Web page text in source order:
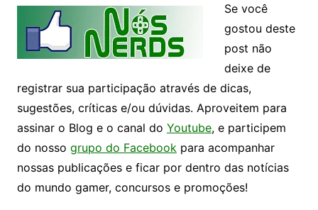
Se você
gostou deste
post não
deixe de
registrar sua participação através de dicas,
sugestões, críticas e/ou dúvidas. Aproveitem para
assinar o Blog e o canal do Youtube, e participem
do nosso grupo do Facebook para acompanhar
nossas publicações e ficar por dentro das notícias
do mundo gamer, concursos e promoções!